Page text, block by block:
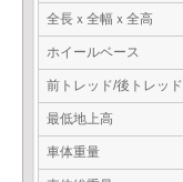
全長ｘ全幅ｘ全高
ホイールベース
前トレッド/後トレッド
最低地上高
車体重量